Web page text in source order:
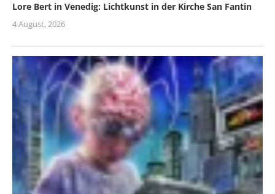
Lore Bert in Venedig: Lichtkunst in der Kirche San Fantin
4 August, 2026